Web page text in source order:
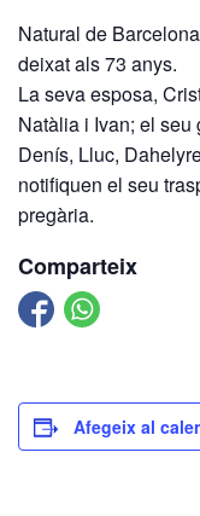
Natural de
deixat als 73 anys.
La seva esposa,
Natàlia i Ivan; el seu
Denís, Lluc,
notifiquen el seu
pregària.
Comparteix
Afegeix al